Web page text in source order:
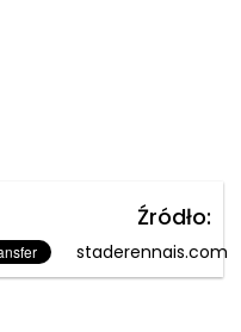
Źródło:
staderennais.com